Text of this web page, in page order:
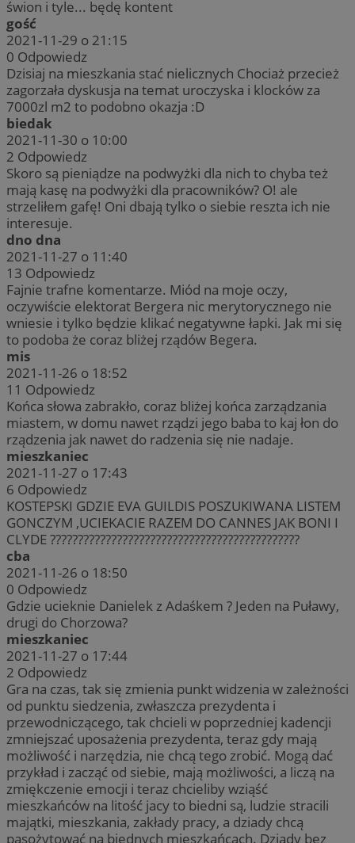
świon i tyle... będę kontent
gość
2021-11-29 o 21:15
0 Odpowiedz
Dzisiaj na mieszkania stać nielicznych Chociaż przecież
zagorzała dyskusja na temat uroczyska i klocków za
7000zl m2 to podobno okazja :D
biedak
2021-11-30 o 10:00
2 Odpowiedz
Skoro są pieniądze na podwyżki dla nich to chyba też
mają kasę na podwyżki dla pracowników? O! ale
strzeliłem gafę! Oni dbają tylko o siebie reszta ich nie
interesuje.
dno dna
2021-11-27 o 11:40
13 Odpowiedz
Fajnie trafne komentarze. Miód na moje oczy,
oczywiście elektorat Bergera nic merytorycznego nie
wniesie i tylko będzie klikać negatywne łapki. Jak mi się
to podoba że coraz bliżej rządów Begera.
mis
2021-11-26 o 18:52
11 Odpowiedz
Końca słowa zabrakło, coraz bliżej końca zarządzania
miastem, w domu nawet rządzi jego baba to kaj łon do
rządzenia jak nawet do radzenia się nie nadaje.
mieszkaniec
2021-11-27 o 17:43
6 Odpowiedz
KOSTEPSKI GDZIE EVA GUILDIS POSZUKIWANA LISTEM
GONCZYM ,UCIEKACIE RAZEM DO CANNES JAK BONI I
CLYDE ?????????????????????????????????????????????
cba
2021-11-26 o 18:50
0 Odpowiedz
Gdzie ucieknie Danielek z Adaśkem ? Jeden na Puławy,
drugi do Chorzowa?
mieszkaniec
2021-11-27 o 17:44
2 Odpowiedz
Gra na czas, tak się zmienia punkt widzenia w zależności
od punktu siedzenia, zwłaszcza prezydenta i
przewodniczącego, tak chcieli w poprzedniej kadencji
zmniejszać uposażenia prezydenta, teraz gdy mają
możliwość i narzędzia, nie chcą tego zrobić. Mogą dać
przykład i zacząć od siebie, mają możliwości, a liczą na
zmiękczenie emocji i teraz chcieliby wziąść
mieszkańców na litość jacy to biedni są, ludzie stracili
majątki, mieszkania, zakłady pracy, a dziady chcą
pasożytować na biednych mieszkańcach. Dziady bez